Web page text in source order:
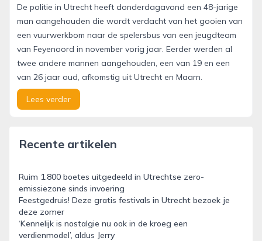
De politie in Utrecht heeft donderdagavond een 48-jarige
man aangehouden die wordt verdacht van het gooien van
een vuurwerkbom naar de spelersbus van een jeugdteam
van Feyenoord in november vorig jaar. Eerder werden al
twee andere mannen aangehouden, een van 19 en een
van 26 jaar oud, afkomstig uit Utrecht en Maarn.
Lees verder
Recente artikelen
Ruim 1.800 boetes uitgedeeld in Utrechtse zero-
emissiezone sinds invoering
Feestgedruis! Deze gratis festivals in Utrecht bezoek je
deze zomer
‘Kennelijk is nostalgie nu ook in de kroeg een
verdienmodel’, aldus Jerry